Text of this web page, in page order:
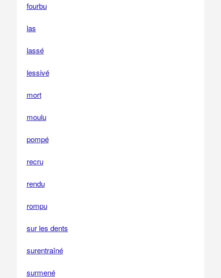
fourbu
las
lassé
lessivé
mort
moulu
pompé
recru
rendu
rompu
sur les dents
surentraîné
surmené